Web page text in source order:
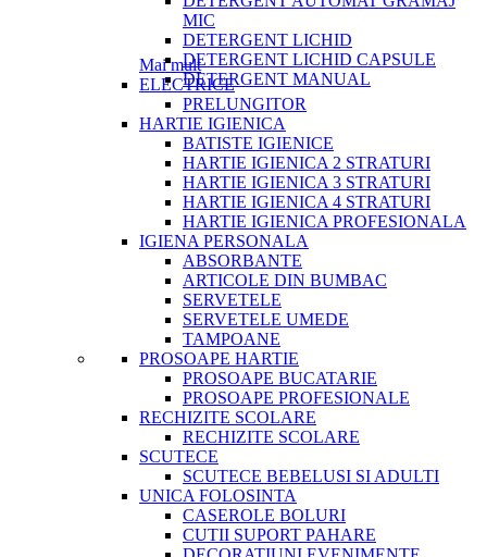
MIC
DETERGENT LICHID
DETERGENT LICHID CAPSULE
DETERGENT MANUAL
Mai mult
ELECTRICE
PRELUNGITOR
HARTIE IGIENICA
BATISTE IGIENICE
HARTIE IGIENICA 2 STRATURI
HARTIE IGIENICA 3 STRATURI
HARTIE IGIENICA 4 STRATURI
HARTIE IGIENICA PROFESIONALA
IGIENA PERSONALA
ABSORBANTE
ARTICOLE DIN BUMBAC
SERVETELE
SERVETELE UMEDE
TAMPOANE
PROSOAPE HARTIE
PROSOAPE BUCATARIE
PROSOAPE PROFESIONALE
RECHIZITE SCOLARE
RECHIZITE SCOLARE
SCUTECE
SCUTECE BEBELUSI SI ADULTI
UNICA FOLOSINTA
CASEROLE BOLURI
CUTII SUPORT PAHARE